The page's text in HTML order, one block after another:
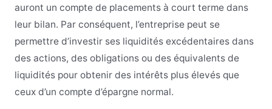
auront un compte de placements à court terme dans
leur bilan. Par conséquent, l’entreprise peut se
permettre d’investir ses liquidités excédentaires dans
des actions, des obligations ou des équivalents de
liquidités pour obtenir des intérêts plus élevés que
ceux d’un compte d’épargne normal.